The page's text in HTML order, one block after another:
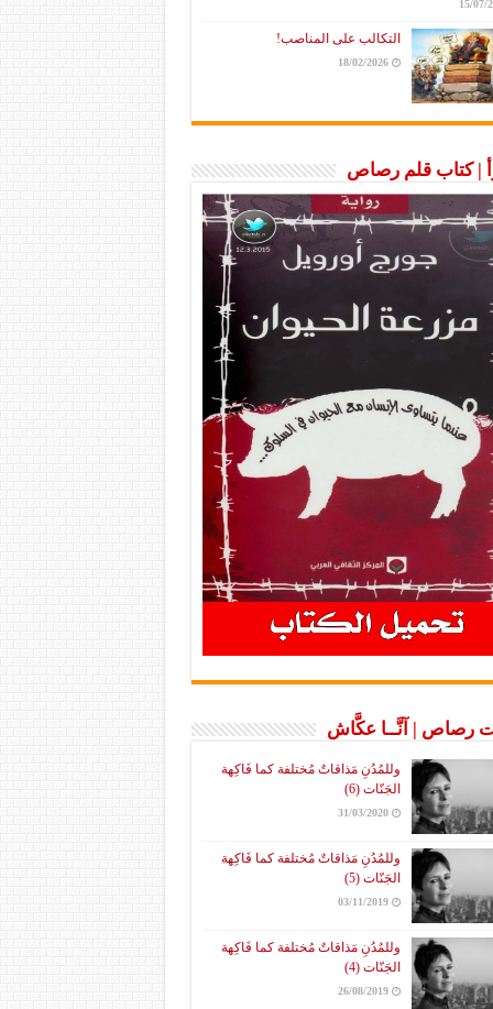
15/07/
التكالب على المناصب!
18/02/2026
| كتاب قلم رصاص
رصاص | آنَّــا عكَّاش
وللمُدُنِ مَذاقاتٌ مُختلفة كما فَاكِهة
الجَنّات (6)
31/03/2020
وللمُدُنِ مَذاقاتٌ مُختلفة كما فَاكِهة
الجَنّات (5)
03/11/2019
وللمُدُنِ مَذاقاتٌ مُختلفة كما فَاكِهة
الجَنّات (4)
26/08/2019